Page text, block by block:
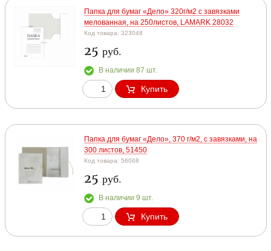
Папка для бумаг «Дело» 320г/м2 с завязками
мелованная, на 250листов, LAMARK 28032
Код товара: 323048
25 руб.
В наличии 87 шт.
Купить
Папка для бумаг «Дело», 370 г/м2, с завязками, на
300 листов, 51450
Код товара: 56068
25 руб.
В наличии 9 шт.
Купить